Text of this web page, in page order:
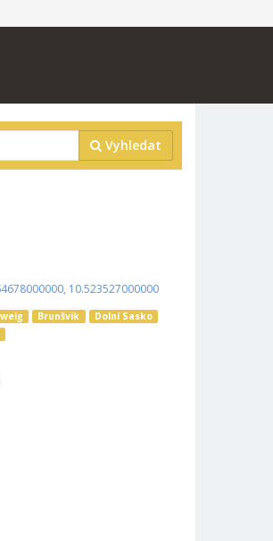
Vyhledat
, 10.523527000000
Brunšvik
Dolní Sasko